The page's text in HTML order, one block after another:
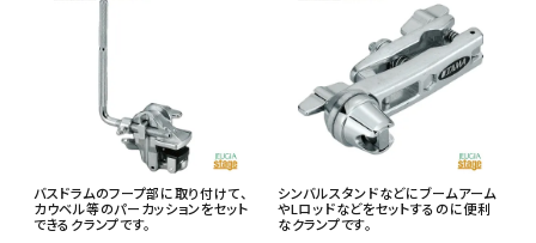
バスドラムのフープ部に取り付けて、
カウベル等のパーカッションをセット
できるクランプです。
シンバルスタンドなどにブームアーム
やLロッドなどをセットするのに便利
なクランプです。